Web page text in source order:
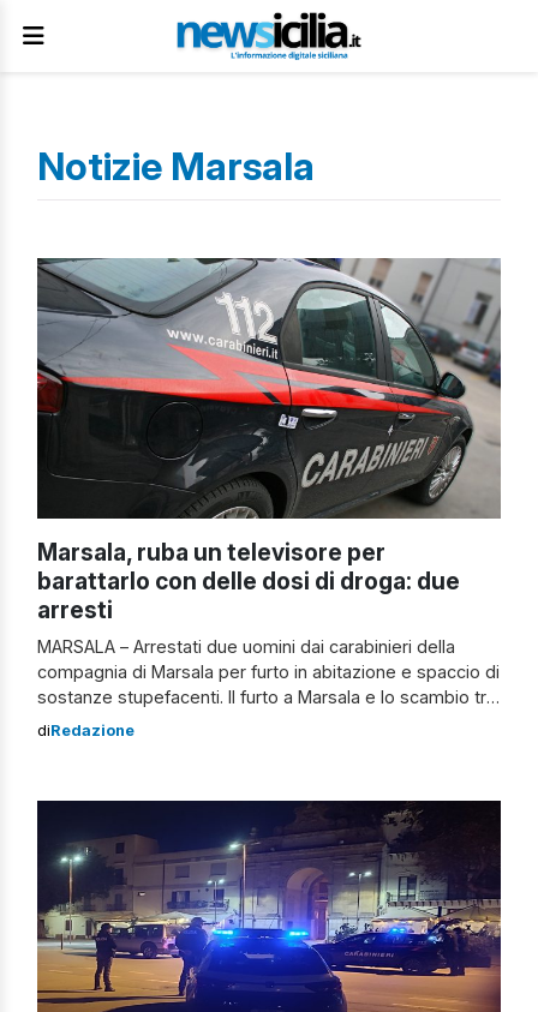
Notizie Marsala
Marsala, ruba un televisore per
barattarlo con delle dosi di droga: due
arresti
MARSALA – Arrestati due uomini dai carabinieri della
compagnia di Marsala per furto in abitazione e spaccio di
sostanze stupefacenti. Il furto a Marsala e lo scambio tra
droga e refurtiva Si tratta di un 34enne e un 36enne. Il
[…]
diRedazione